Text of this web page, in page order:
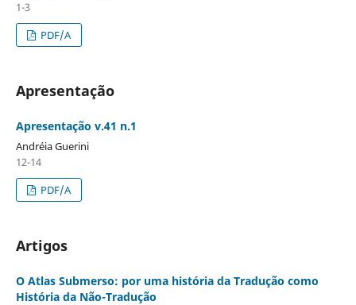
1-3
PDF/A
Apresentação
Apresentação v.41 n.1
Andréia Guerini
12-14
PDF/A
Artigos
O Atlas Submerso: por uma história da Tradução como
História da Não-Tradução